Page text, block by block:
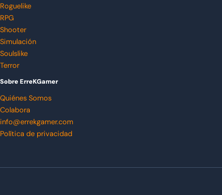
Roguelike
RPG
Shooter
Simulación
Soulslike
Terror
Sobre ErreKGamer
Quiénes Somos
Colabora
info@errekgamer.com
Política de privacidad